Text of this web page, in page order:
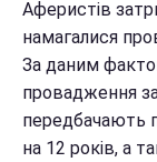
Аферистів
намагалися
За даним
провадження
передбачають
на 12 років, а